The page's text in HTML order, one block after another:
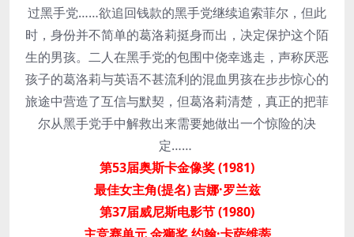
过黑手党……欲追回钱款的黑手党继续追索菲尔，但此
时，身份并不简单的葛洛莉挺身而出，决定保护这个陌
生的男孩。二人在黑手党的包围中侥幸逃走，声称厌恶
孩子的葛洛莉与英语不甚流利的混血男孩在步步惊心的
旅途中营造了互信与默契，但葛洛莉清楚，真正的把菲
尔从黑手党手中解救出来需要她做出一个惊险的决
定……
第53届奥斯卡金像奖 (1981)
最佳女主角(提名) 吉娜·罗兰兹
第37届威尼斯电影节 (1980)